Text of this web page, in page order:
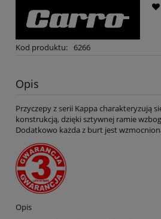
Kod produktu: 6266
Opis
Przyczepy z serii Kappa charakteryzują
konstrukcją, dzięki sztywnej ramie
Dodatkowo każda z burt jest
Opis